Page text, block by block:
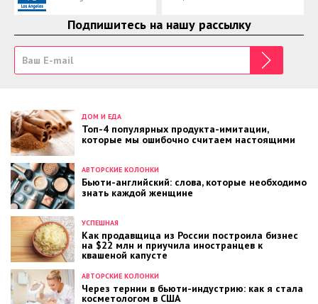
Подпишитесь на нашу рассылку
ДОМ И ЕДА
Топ-4 популярных продукта-имитации,
которые мы ошибочно считаем настоящими
АВТОРСКИЕ КОЛОНКИ
Бьюти-английский: слова, которые необходимо
знать каждой женщине
АВТОРСКИЕ КОЛОНКИ
Через тернии в бьюти-индустрию: как я стала
косметологом в США
УСПЕШНАЯ
Как продавщица из России построила бизнес
на $22 млн и приучила иностранцев к
квашеной капусте